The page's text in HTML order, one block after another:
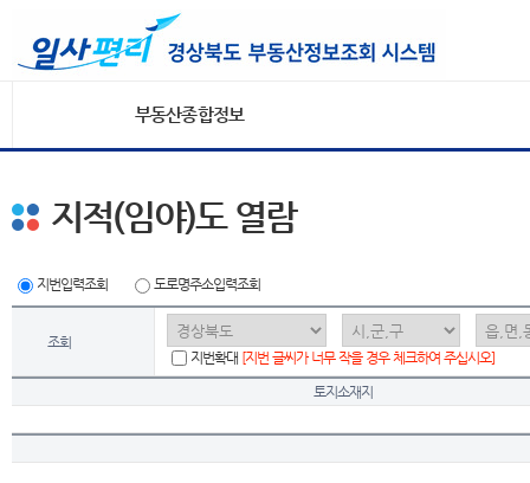
부동산종합정보
지적(임야)도 열람
지번입력조회 도로명주소입력조회
조회
지번확대 [지번 글씨가 너무 작을 경우 체크하여 주십시오]
토지소재지